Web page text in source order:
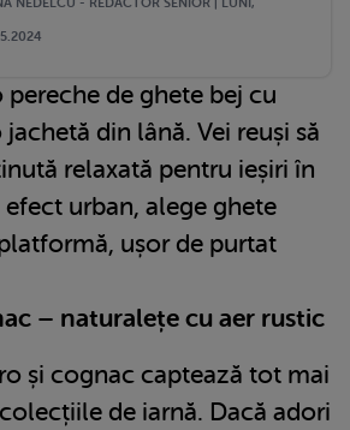
de ghete bej cu
din lână. Vei reuși să
relaxată pentru ieșiri în
urban, alege ghete
ușor de purtat
– naturalețe cu aer rustic
și cognac captează tot mai
de iarnă. Dacă adori